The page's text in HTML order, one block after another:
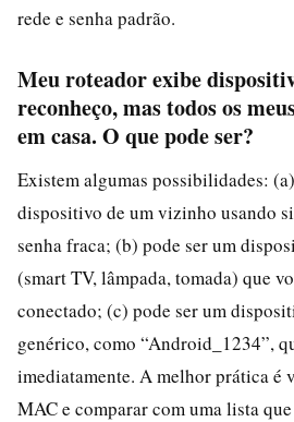
rede e senha padrão.
Meu roteador exibe
reconheço, mas todos os
em casa. O que pode ser?
Existem algumas possibilidades:
dispositivo de um vizinho usando
senha fraca; (b) pode ser um
(smart TV, lâmpada, tomada) que
conectado; (c) pode ser um
genérico, como “Android_1234”,
imediatamente. A melhor prática é
MAC e comparar com uma lista